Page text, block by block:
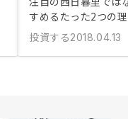
すめるたった2つの
投資する2018.04.13